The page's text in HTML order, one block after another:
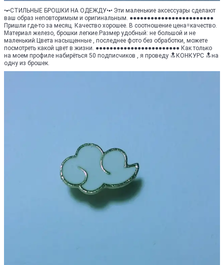
•▪•СТИЛЬНЫЕ БРОШКИ НА ОДЕЖДУ•▪• Эти маленькие аксессуары сделают
ваш образ неповторимым и оригинальным. ●●●●●●●●●●●●●●●●●●●●●●●●
Пришли где-то за месяц. Качество хорошее. В соотношение цена=качество.
Материал железо, брошки легкие.Размер удобный: не большой и не
маленький.Цвета насыщенные , последнее фото без обработки, можете
посмотреть какой цвет в жизни. ●●●●●●●●●●●●●●●●●●●●●●●● Как только
на моем профиле набирёться 50 подписчиков , я проведу 🔝КОНКУРС 🔝на
одну из брошек.